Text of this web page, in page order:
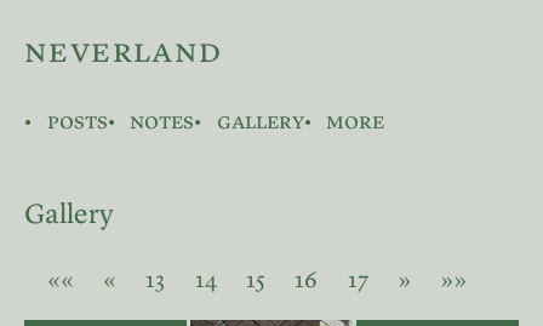
neverland
posts notes gallery more
Gallery
«« « 13 14 15 16 17 » »»